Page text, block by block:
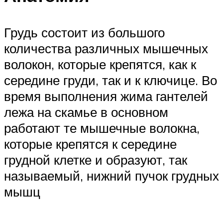
Грудь состоит из большого
количества различных мышечных
волокон, которые крепятся, как к
середине груди, так и к ключице. Во
время выполнения жима гантелей
лежа на скамье в основном
работают те мышечные волокна,
которые крепятся к середине
грудной клетке и образуют, так
называемый, нижний пучок грудных
мышц